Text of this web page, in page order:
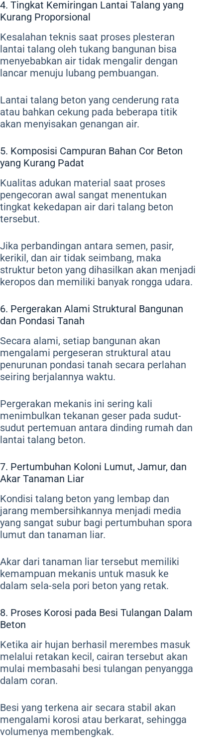
4. Tingkat Kemiringan Lantai Talang yang
Kurang Proporsional
Kesalahan teknis saat proses plesteran
lantai talang oleh tukang bangunan bisa
menyebabkan air tidak mengalir dengan
lancar menuju lubang pembuangan.
Lantai talang beton yang cenderung rata
atau bahkan cekung pada beberapa titik
akan menyisakan genangan air.
5. Komposisi Campuran Bahan Cor Beton
yang Kurang Padat
Kualitas adukan material saat proses
pengecoran awal sangat menentukan
tingkat kekedapan air dari talang beton
tersebut.
Jika perbandingan antara semen, pasir,
kerikil, dan air tidak seimbang, maka
struktur beton yang dihasilkan akan menjadi
keropos dan memiliki banyak rongga udara.
6. Pergerakan Alami Struktural Bangunan
dan Pondasi Tanah
Secara alami, setiap bangunan akan
mengalami pergeseran struktural atau
penurunan pondasi tanah secara perlahan
seiring berjalannya waktu.
Pergerakan mekanis ini sering kali
menimbulkan tekanan geser pada sudut-
sudut pertemuan antara dinding rumah dan
lantai talang beton.
7. Pertumbuhan Koloni Lumut, Jamur, dan
Akar Tanaman Liar
Kondisi talang beton yang lembap dan
jarang membersihkannya menjadi media
yang sangat subur bagi pertumbuhan spora
lumut dan tanaman liar.
Akar dari tanaman liar tersebut memiliki
kemampuan mekanis untuk masuk ke
dalam sela-sela pori beton yang retak.
8. Proses Korosi pada Besi Tulangan Dalam
Beton
Ketika air hujan berhasil merembes masuk
melalui retakan kecil, cairan tersebut akan
mulai membasahi besi tulangan penyangga
dalam coran.
Besi yang terkena air secara stabil akan
mengalami korosi atau berkarat, sehingga
volumenya membengkak.